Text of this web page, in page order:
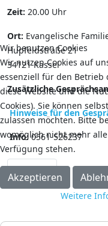
Zeit: 20.00 Uhr
Ort: Evangelische
Hupfeldstraße 21
34121 Kassel
Zusätzliche
Hinweise für den
Info:0561-526237
Nächster Beitrag:
Weiter
Wir benutzen Cookies
Wir nutzen Cookies auf
essenziell für den Betrieb
diese Website und die
Cookies). Sie können
zulassen möchten. Bitte
womöglich nicht mehr
Verfügung stehen.
Akzeptieren
Weitere